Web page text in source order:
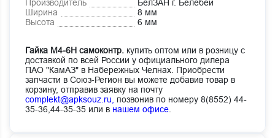
Производитель
БелЗАН г. Белебей
Ширина
8 мм
Высота
6 мм
Гайка М4-6Н самоконтр. купить оптом или в розницу с
доставкой по всей России у официального дилера
ПАО "КамАЗ" в Набережных Челнах. Приобрести
запчасти в Союз-Регион вы можете добавив товар в
корзину, отправив заявку на почту
complekt@apksouz.ru,
позвонив по номеру 8(8552) 44-
35-36,44-35-35 или в нашем офисе